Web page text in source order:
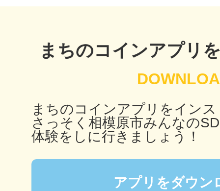
まちのコインアプリ
まちのコインアプリをイン
さっそく相模原市みんなの
体験をしに行きましょう！
アプリをダウン
池袋
生駒
秋葉原